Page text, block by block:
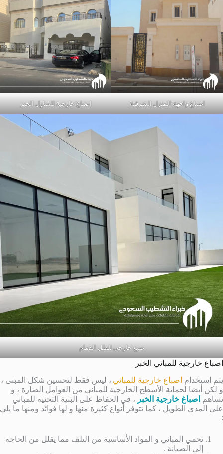
اصباغ واجهة المنزل الشرقية اصباغ خارجية للمنازل الخبر
صبغ خارجي للفلل الدمام
اصباغ خارجية للمباني الخبر
يتم استخدام اصباغ خارجية للمباني ، ليس فقط لتحسين شكل المبنى ،
و لكن أيضا لحماية الأسطح الخارجية للمباني من العوامل الضارة ، و
تساهم
اصباغ خارجية الخبر ، في الحفاظ على البنية التحتية للمباني
على المدى الطويل ، كما تتوفر أنواع كثيرة منها و لها فوائد ومنها ما يلي
:
تحمي المباني و المواد الأساسية من التلف مما يقلل من الحاجة
إلى الصيانة .